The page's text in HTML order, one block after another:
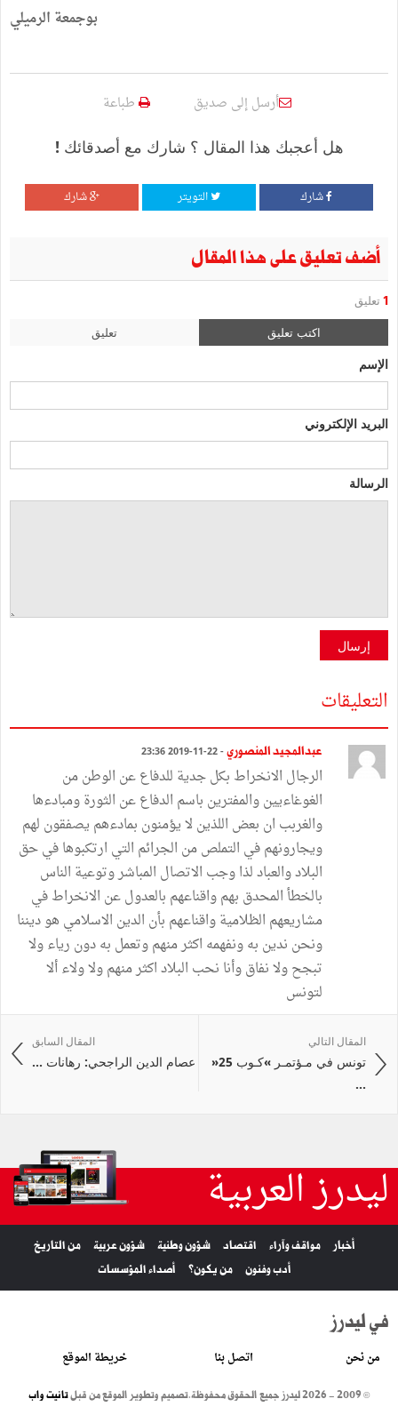
بوجمعة الرميلي
أرسل إلى صديق طباعة
هل أعجبك هذا المقال ؟ شارك مع أصدقائك !
شارك التويتر شارك
أضف تعليق على هذا المقال
1 تعليق
اكتب تعليق تعليق
الإسم
البريد الإلكتروني
الرسالة
إرسال
التعليقات
عبدالمجيد المنصوري - 22-11-2019 23:36
الرجال الانخراط بكل جدية للدفاع عن الوطن من
الغوغاءيين والمفترين باسم الدفاع عن الثورة ومبادءها
والغربب ان بعض اللذين لا يؤمنون بمادءهم يصفقون لهم
ويجارونهم في التملص من الجرائم التي ارتكبوها في حق
البلاد والعباد لذا وجب الاتصال المباشر وتوعية الناس
بالخطأ المحدق بهم واقناعهم بالعدول عن الانخراط في
مشاريعهم الظلامية واقناعهم بأن الدين الاسلامي هو ديننا
ونحن ندين به ونفهمه اكثر منهم وتعمل به دون رياء ولا
تبجح ولا نفاق وأنا نحب البلاد اكثر منهم ولا ولاء ألا
لتونس
المقال السابق
عصام الدين الراجحي: رهانات ...
المقال التالي
تونس في مـؤتمـر »كـوب 25«
...
ليدرز العربية
أخبار مواقف وآراء اقتصاد شؤون وطنية شؤون عربية
من التاريخ
أدب وفنون
من يكون؟ أصداء المؤسسات
في ليدرز
من نحن اتصل بنا خريطة الموقع
© 2009 - 2026 ليدرز جميع الحقوق محفوظة. تصميم وتطوير الموقع من قبلتانيت واب